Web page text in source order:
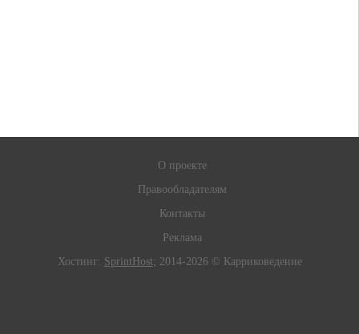
О проекте
Правообладателям
Контакты
Реклама
Хостинг: SprintHost; 2014-2026 © Карриковедение